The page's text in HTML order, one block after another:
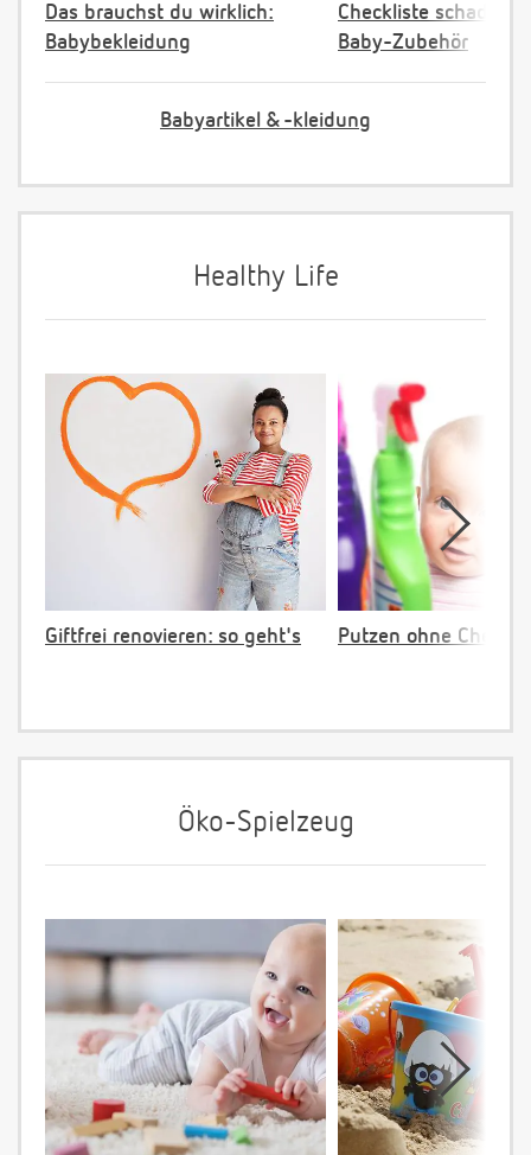
Das brauchst du wirklich:
Babybekleidung
Checkliste
Baby-Zubehör
Babyartikel & -kleidung
Healthy Life
Giftfrei renovieren: so geht's Putzen ohne Chemie
Öko-Spielzeug